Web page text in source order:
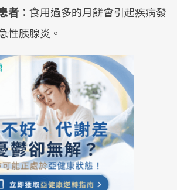
者 ：食用過多的月餅會引起疾病發
性胰腺炎。